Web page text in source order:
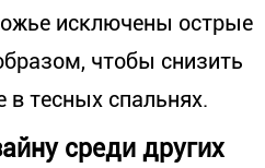
исключены острые
чтобы снизить
тесных спальнях.
среди других